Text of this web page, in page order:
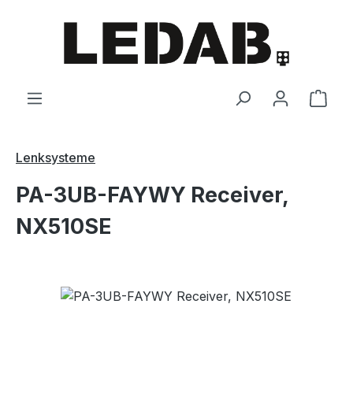
Lenksysteme
PA-3UB-FAYWY Receiver,
NX510SE
Bildergalerie überspringen